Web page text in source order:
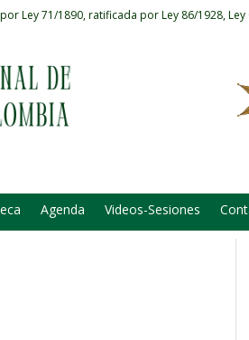
Ley 71/1890, ratificada por Ley 86/1928, Ley
Agenda Videos-Sesiones